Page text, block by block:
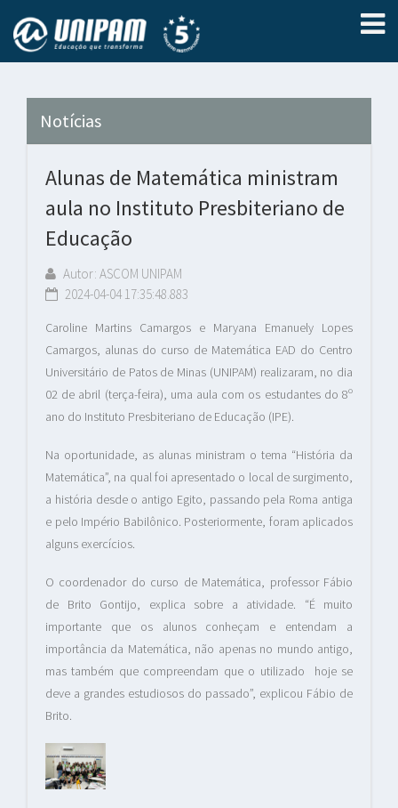
Notícias
Alunas de Matemática ministram
aula no Instituto Presbiteriano de
Educação
Autor: ASCOM UNIPAM
2024-04-04 17:35:48.883
Caroline Martins Camargos e Maryana Emanuely Lopes
Camargos, alunas do curso de Matemática EAD do Centro
Universitário de Patos de Minas (UNIPAM) realizaram, no dia
02 de abril (terça-feira), uma aula com os estudantes do 8º
ano do Instituto Presbiteriano de Educação (IPE).
Na oportunidade, as alunas ministram o tema “História da
Matemática”, na qual foi apresentado o local de surgimento,
a história desde o antigo Egito, passando pela Roma antiga
e pelo Império Babilônico. Posteriormente, foram aplicados
alguns exercícios.
O coordenador do curso de Matemática, professor Fábio
de Brito Gontijo, explica sobre a atividade. “É muito
importante que os alunos conheçam e entendam a
importância da Matemática, não apenas no mundo antigo,
mas também que compreendam que o utilizado hoje se
deve a grandes estudiosos do passado”, explicou Fábio de
Brito.